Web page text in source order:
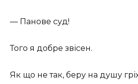
— Панове суд!
Того я добре звісен.
Як що не так, беру на душу